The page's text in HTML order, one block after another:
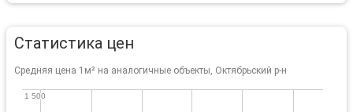
Статистика цен
Средняя цена 1м² на аналогичные объекты, Октябрьский р-н
1 500
1 500